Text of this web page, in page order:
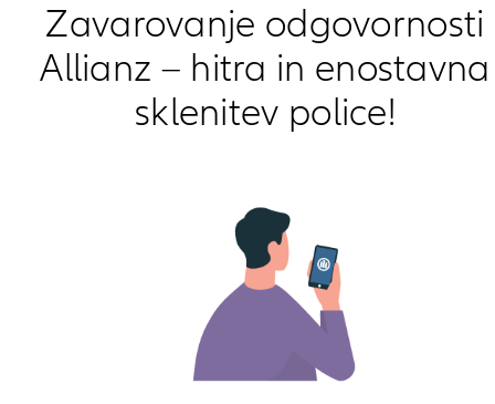
Zavarovanje odgovornosti
Allianz – hitra in enostavna
sklenitev police!